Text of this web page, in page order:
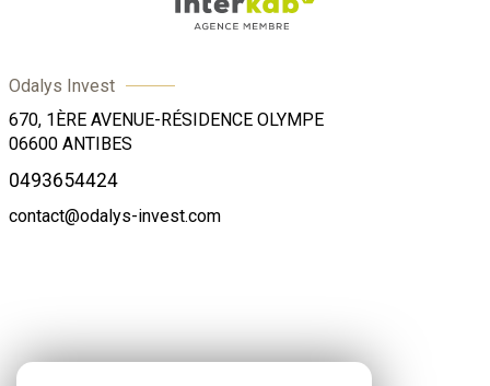
Odalys Invest
670, 1ÈRE AVENUE-RÉSIDENCE OLYMPE
06600 ANTIBES
0493654424
contact@odalys-invest.com